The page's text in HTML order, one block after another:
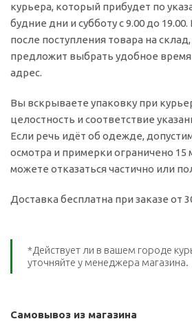
курьера, который прибудет по
будние дни и субботу с 9.00 до
после поступления товара на
предложит выбрать удобное время
адрес.
Вы вскрываете упаковку при
целостность и соответствие
Если речь идёт об одежде,
осмотра и примерки ограничено 15
можете отказаться частично или
Доставка бесплатна при заказе от
*Действует ли в вашем городе
уточняйте у менеджера магазина.
Самовывоз из магазина